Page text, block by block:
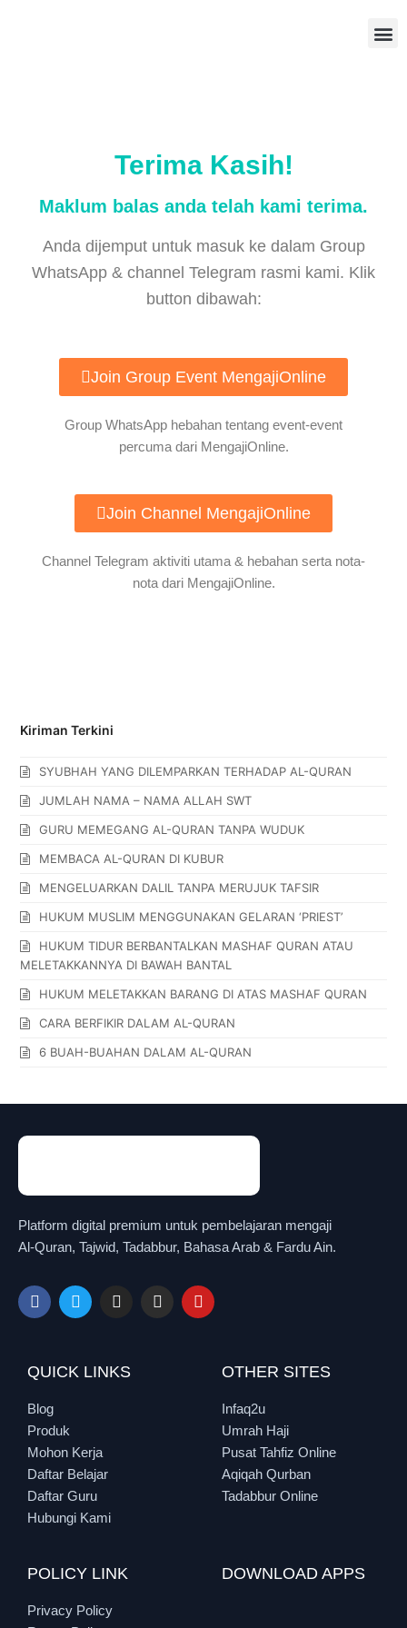
Terima Kasih!
Maklum balas anda telah kami terima.
Anda dijemput untuk masuk ke dalam Group
WhatsApp & channel Telegram rasmi kami. Klik
button dibawah:
Join Group Event MengajiOnline
Group WhatsApp hebahan tentang event-event
percuma dari MengajiOnline.
Join Channel MengajiOnline
Channel Telegram aktiviti utama & hebahan serta nota-
nota dari MengajiOnline.
Kiriman Terkini
SYUBHAH YANG DILEMPARKAN TERHADAP AL-QURAN
JUMLAH NAMA – NAMA ALLAH SWT
GURU MEMEGANG AL-QURAN TANPA WUDUK
MEMBACA AL-QURAN DI KUBUR
MENGELUARKAN DALIL TANPA MERUJUK TAFSIR
HUKUM MUSLIM MENGGUNAKAN GELARAN ‘PRIEST’
HUKUM TIDUR BERBANTALKAN MASHAF QURAN ATAU
MELETAKKANNYA DI BAWAH BANTAL
HUKUM MELETAKKAN BARANG DI ATAS MASHAF QURAN
CARA BERFIKIR DALAM AL-QURAN
6 BUAH-BUAHAN DALAM AL-QURAN
Platform digital premium untuk pembelajaran mengaji
Al-Quran, Tajwid, Tadabbur, Bahasa Arab & Fardu Ain.
QUICK LINKS
Blog
Produk
Mohon Kerja
Daftar Belajar
Daftar Guru
Hubungi Kami
OTHER SITES
Infaq2u
Umrah Haji
Pusat Tahfiz Online
Aqiqah Qurban
Tadabbur Online
POLICY LINK
Privacy Policy
DOWNLOAD APPS